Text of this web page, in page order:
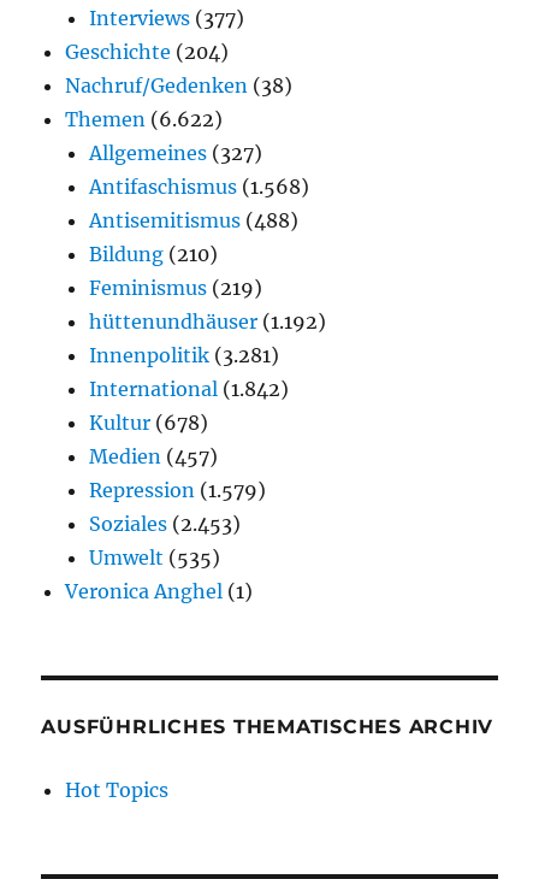
Interviews (377)
Geschichte (204)
Nachruf/Gedenken (38)
Themen (6.622)
Allgemeines (327)
Antifaschismus (1.568)
Antisemitismus (488)
Bildung (210)
Feminismus (219)
hüttenundhäuser (1.192)
Innenpolitik (3.281)
International (1.842)
Kultur (678)
Medien (457)
Repression (1.579)
Soziales (2.453)
Umwelt (535)
Veronica Anghel (1)
AUSFÜHRLICHES THEMATISCHES ARCHIV
Hot Topics